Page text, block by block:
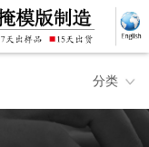
分类